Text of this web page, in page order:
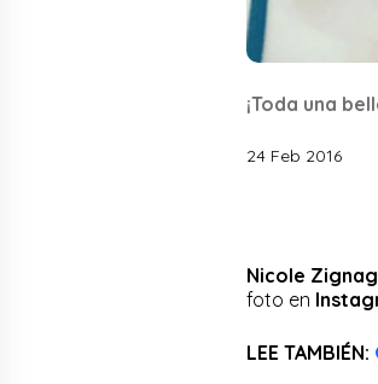
¡Toda una
24 Feb 2016
Nicole
foto en
LEE TAMBIÉN: